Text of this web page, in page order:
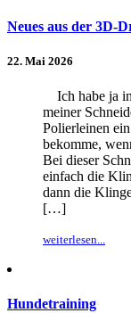
Neues aus der 3D-
22. Mai 2026
Ich habe ja
meiner
Polierleinen
bekomme,
Bei dieser
einfach die
dann die
[…]
weiterlesen...
Hundetraining